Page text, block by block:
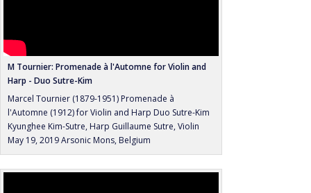
M Tournier: Promenade à l'Automne for Violin and
Harp - Duo Sutre-Kim
Marcel Tournier (1879-1951) Promenade à
l'Automne (1912) for Violin and Harp Duo Sutre-Kim
Kyunghee Kim-Sutre, Harp Guillaume Sutre, Violin
May 19, 2019 Arsonic Mons, Belgium